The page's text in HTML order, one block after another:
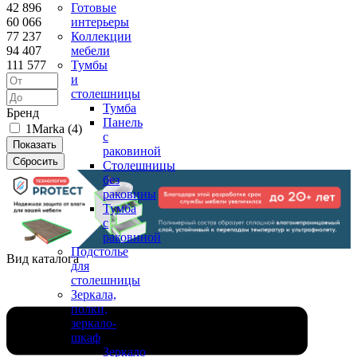
Готовые
интерьеры
Коллекции
мебели
Тумбы
и
столешницы
Тумба
Панель
с
раковиной
Столешницы
без
раковины
Тумба
с
раковиной
Подстолье
для
столешницы
Зеркала,
полки,
зеркало-
шкаф
Зеркало
42 896
60 066
77 237
94 407
111 577
Бренд
1Marka (4)
Вид каталога